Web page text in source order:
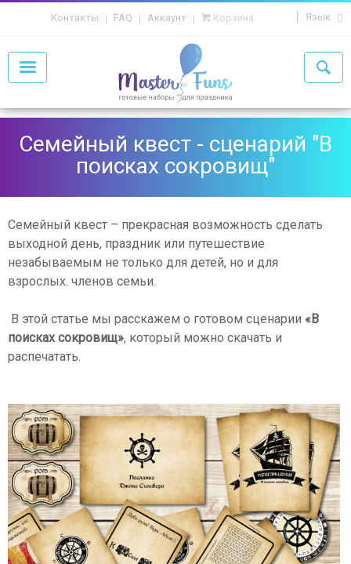
Контакты FAQ Аккаунт Корзина Язык
Семейный квест - сценарий "В
поисках сокровищ"
Семейный квест – прекрасная возможность сделать
выходной день, праздник или путешествие
незабываемым не только для детей, но и для
взрослых. членов семьи.
В этой статье мы расскажем о готовом сценарии «В
поисках сокровищ», который можно скачать и
распечатать.